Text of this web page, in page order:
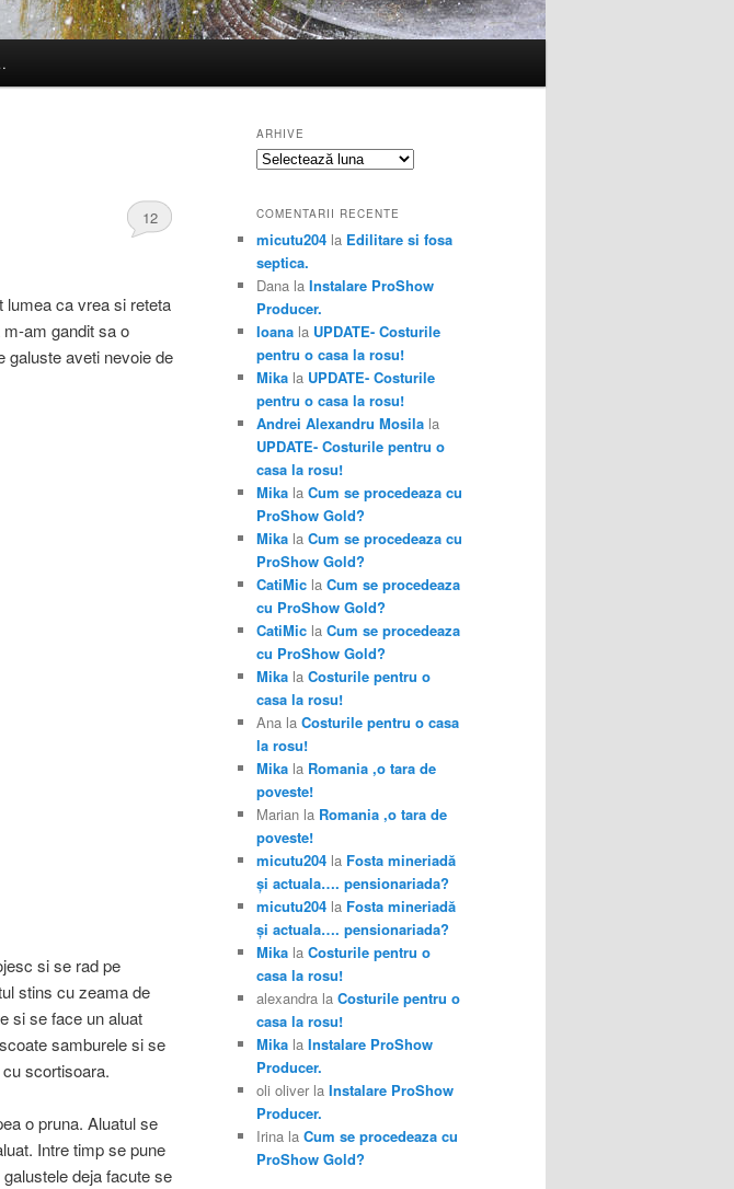
12
lumea ca vrea si reteta
am gandit sa o
aveti nevoie de
si se rad pe
stins cu zeama de
si se face un aluat
samburele si se
scortisoara.
o pruna. Aluatul se
Intre timp se pune
deja facute se
ARHIVE
Arhive
COMENTARII RECENTE
micutu204 la Edilitare si fosa
septica.
Dana la Instalare ProShow
Producer.
Ioana la UPDATE- Costurile
pentru o casa la rosu!
Mika la UPDATE- Costurile
pentru o casa la rosu!
Andrei Alexandru Mosila la
UPDATE- Costurile pentru o
casa la rosu!
Mika la Cum se procedeaza cu
ProShow Gold?
Mika la Cum se procedeaza cu
ProShow Gold?
CatiMic la Cum se procedeaza
cu ProShow Gold?
CatiMic la Cum se procedeaza
cu ProShow Gold?
Mika la Costurile pentru o
casa la rosu!
Ana la Costurile pentru o casa
la rosu!
Mika la Romania ,o tara de
poveste!
Marian la Romania ,o tara de
poveste!
micutu204 la Fosta mineriadă
şi actuala…. pensionariada?
micutu204 la Fosta mineriadă
şi actuala…. pensionariada?
Mika la Costurile pentru o
casa la rosu!
alexandra la Costurile pentru o
casa la rosu!
Mika la Instalare ProShow
Producer.
oli oliver la Instalare ProShow
Producer.
Irina la Cum se procedeaza cu
ProShow Gold?